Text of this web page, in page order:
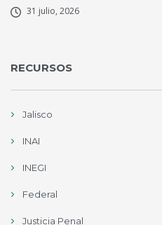
31 julio, 2026
RECURSOS
Jalisco
INAI
INEGI
Federal
Justicia Penal